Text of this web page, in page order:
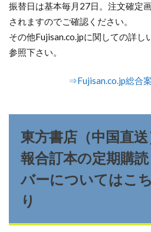
振替日は基本毎月27日。注文確定
されますのでご確認ください。
その他Fujisan.co.jpに関しての詳し
参照下さい。
⇒Fujisan.co.jp総合
東方書店（中国直
報合訂本の定期購
バーについてはこ
り